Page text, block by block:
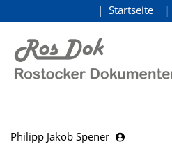
zum Inhalt
Startseite
Philipp Jakob Spener